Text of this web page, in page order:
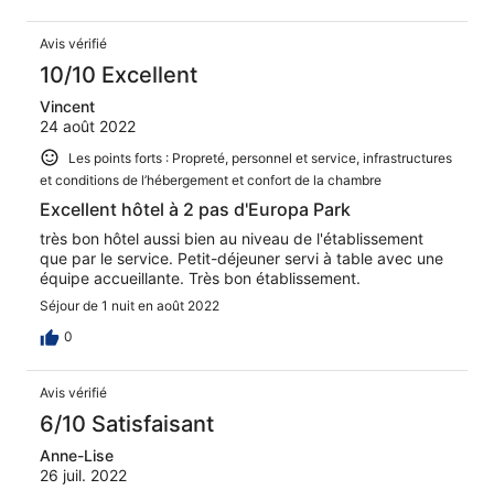
Avis vérifié
10/10 Excellent
Vincent
24 août 2022
Les points forts : Propreté, personnel et service, infrastructures
et conditions de l’hébergement et confort de la chambre
Excellent hôtel à 2 pas d'Europa Park
très bon hôtel aussi bien au niveau de l'établissement
que par le service. Petit-déjeuner servi à table avec une
équipe accueillante. Très bon établissement.
Séjour de 1 nuit en août 2022
0
Avis vérifié
6/10 Satisfaisant
Anne-Lise
26 juil. 2022